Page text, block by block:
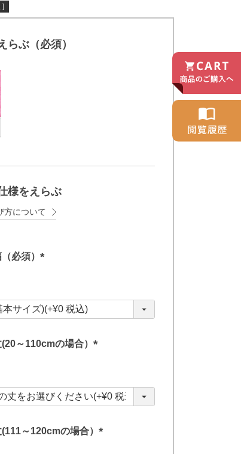
]
らぶ（必須）
様をえらぶ
方について
必須）
須
)
～110cmの場合）
須
)
～120cmの場合）